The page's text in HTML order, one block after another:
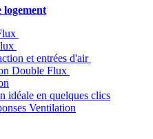
logement
et entrées d'air
Double Flux
idéale en quelques clics
Ventilation